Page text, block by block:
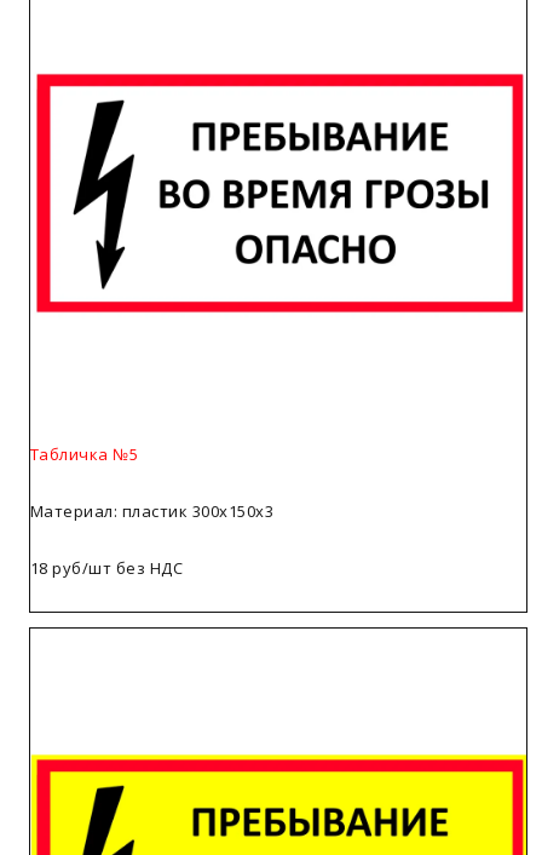
Табличка №5
Материал: пластик 300х150х3
18 руб/шт без НДС